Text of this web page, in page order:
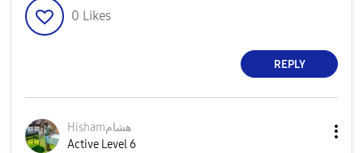
0 Likes
REPLY
Hishamهشام
Active Level 6